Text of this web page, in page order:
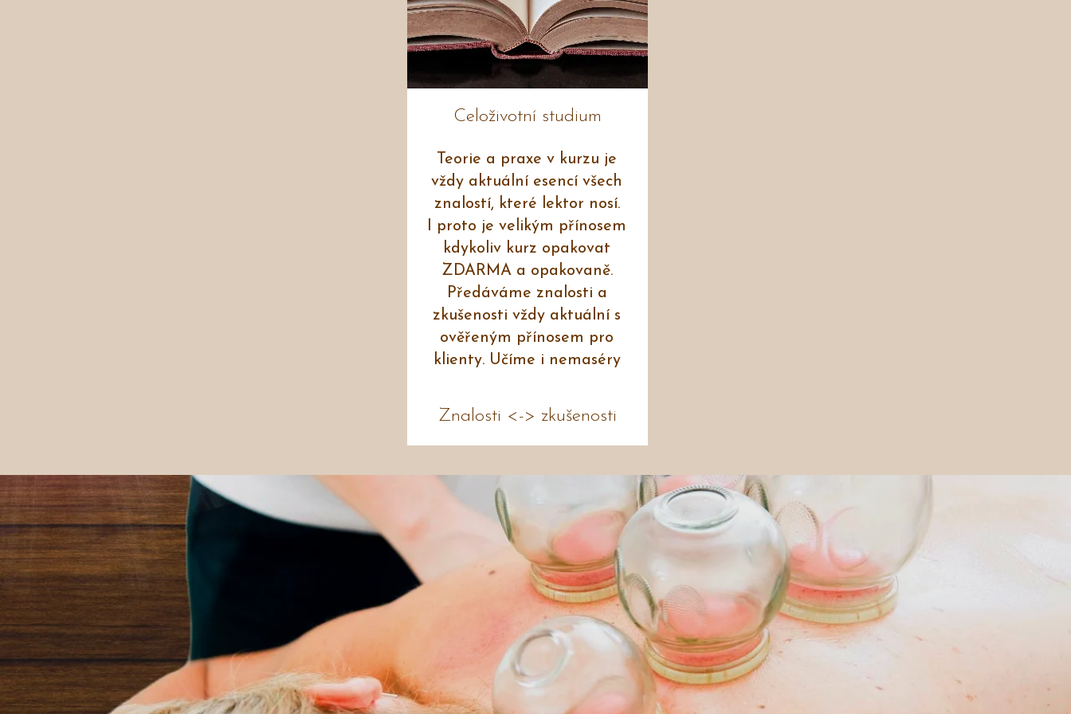
Celoživotní studium
Teorie a praxe v kurzu je
vždy aktuální esencí všech
znalostí, které lektor nosí.
I proto je velikým přínosem
kdykoliv kurz opakovat
ZDARMA a opakovaně.
Předáváme znalosti a
zkušenosti vždy aktuální s
ověřeným přínosem pro
klienty. Učíme i nemaséry
Znalosti <-> zkušenosti